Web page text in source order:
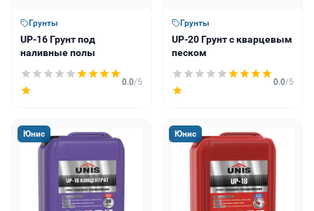
Грунты
UP-16 Грунт под
наливные полы
0.0/5
Грунты
UP-20 Грунт с кварцевым
песком
0.0/5
Юнис Юнис